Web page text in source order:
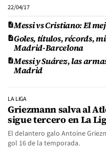
22/04/17
Messi vs Cristiano: El
Goles, títulos, récords,
Madrid-Barcelona
Messi y Suárez, las
Madrid
LA LIGA
Griezmann salva al
sigue tercero en La
El delantero galo Antoine
gol 16 de la temporada.